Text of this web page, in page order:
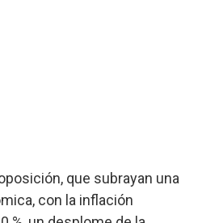
que subrayan una
con la inflación